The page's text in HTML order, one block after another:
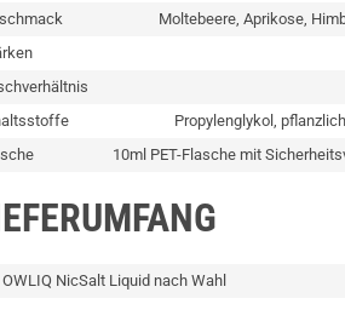
Moltebeere, Aprikose,
Propylenglykol,
10ml PET-Flasche mit
OWLIQ NicSalt Liquid nach Wahl